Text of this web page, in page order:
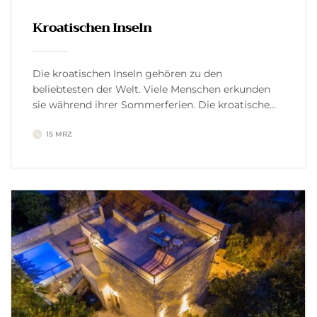
Kroatischen Inseln
Die kroatischen Inseln gehören zu den
beliebtesten der Welt. Viele Menschen erkunden
sie während ihrer Sommerferien. Die kroatische
bis April ist Kroatiens Nebensaison. Es sind nicht
Hochsaison von Juni bis August. Vis Island ist ein
15 MRZ